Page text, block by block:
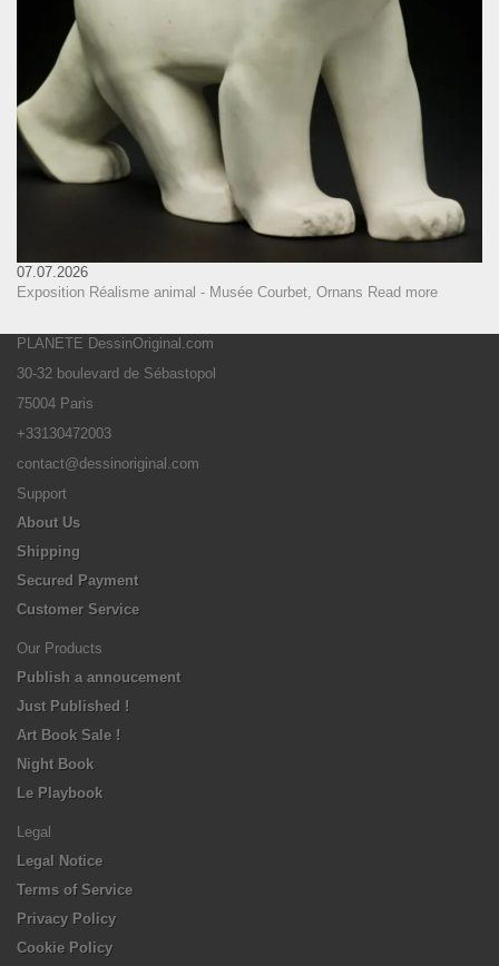
07.07.2026
Exposition Réalisme animal - Musée Courbet, Ornans Read more
PLANETE DessinOriginal.com
30-32 boulevard de Sébastopol
75004 Paris
+33130472003
contact@dessinoriginal.com
Support
About Us
Shipping
Secured Payment
Customer Service
Our Products
Publish a annoucement
Just Published !
Art Book Sale !
Night Book
Le Playbook
Legal
Legal Notice
Terms of Service
Privacy Policy
Cookie Policy